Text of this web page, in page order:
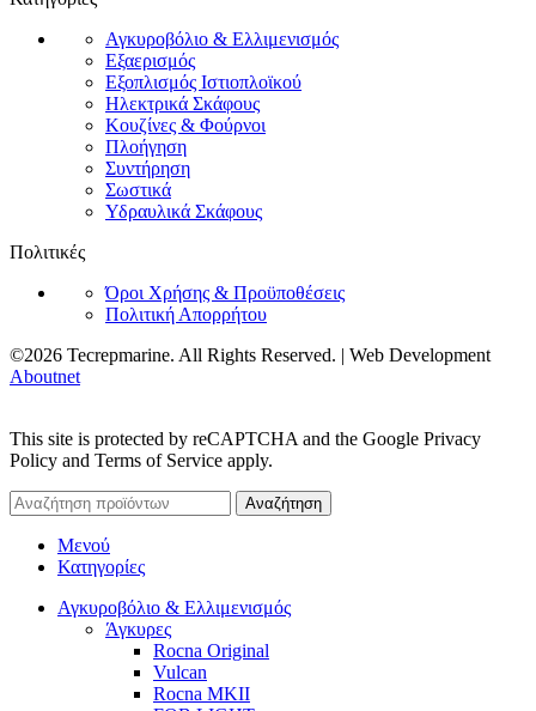
Αγκυροβόλιο & Ελλιμενισμός
Εξαερισμός
Εξοπλισμός Ιστιοπλοϊκού
Ηλεκτρικά Σκάφους
Κουζίνες & Φούρνοι
Πλοήγηση
Συντήρηση
Σωστικά
Υδραυλικά Σκάφους
Πολιτικές
Όροι Χρήσης & Προϋποθέσεις
Πολιτική Απορρήτου
©2026 Tecrepmarine. All Rights Reserved. | Web Development
Aboutnet
This site is protected by reCAPTCHA and the Google Privacy
Policy and Terms of Service apply.
Αναζήτηση
Μενού
Κατηγορίες
Αγκυροβόλιο & Ελλιμενισμός
Άγκυρες
Rocna Original
Vulcan
Rocna MKII